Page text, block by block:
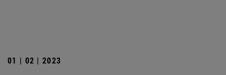
01 | 02 | 2023